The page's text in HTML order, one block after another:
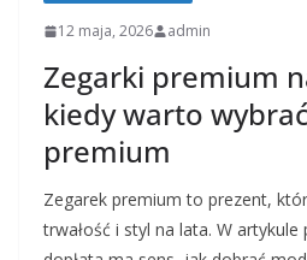
12 maja, 2026 admin
Zegarki premium
kiedy warto
premium
Zegarek premium to prezent,
trwałość i styl na lata. W